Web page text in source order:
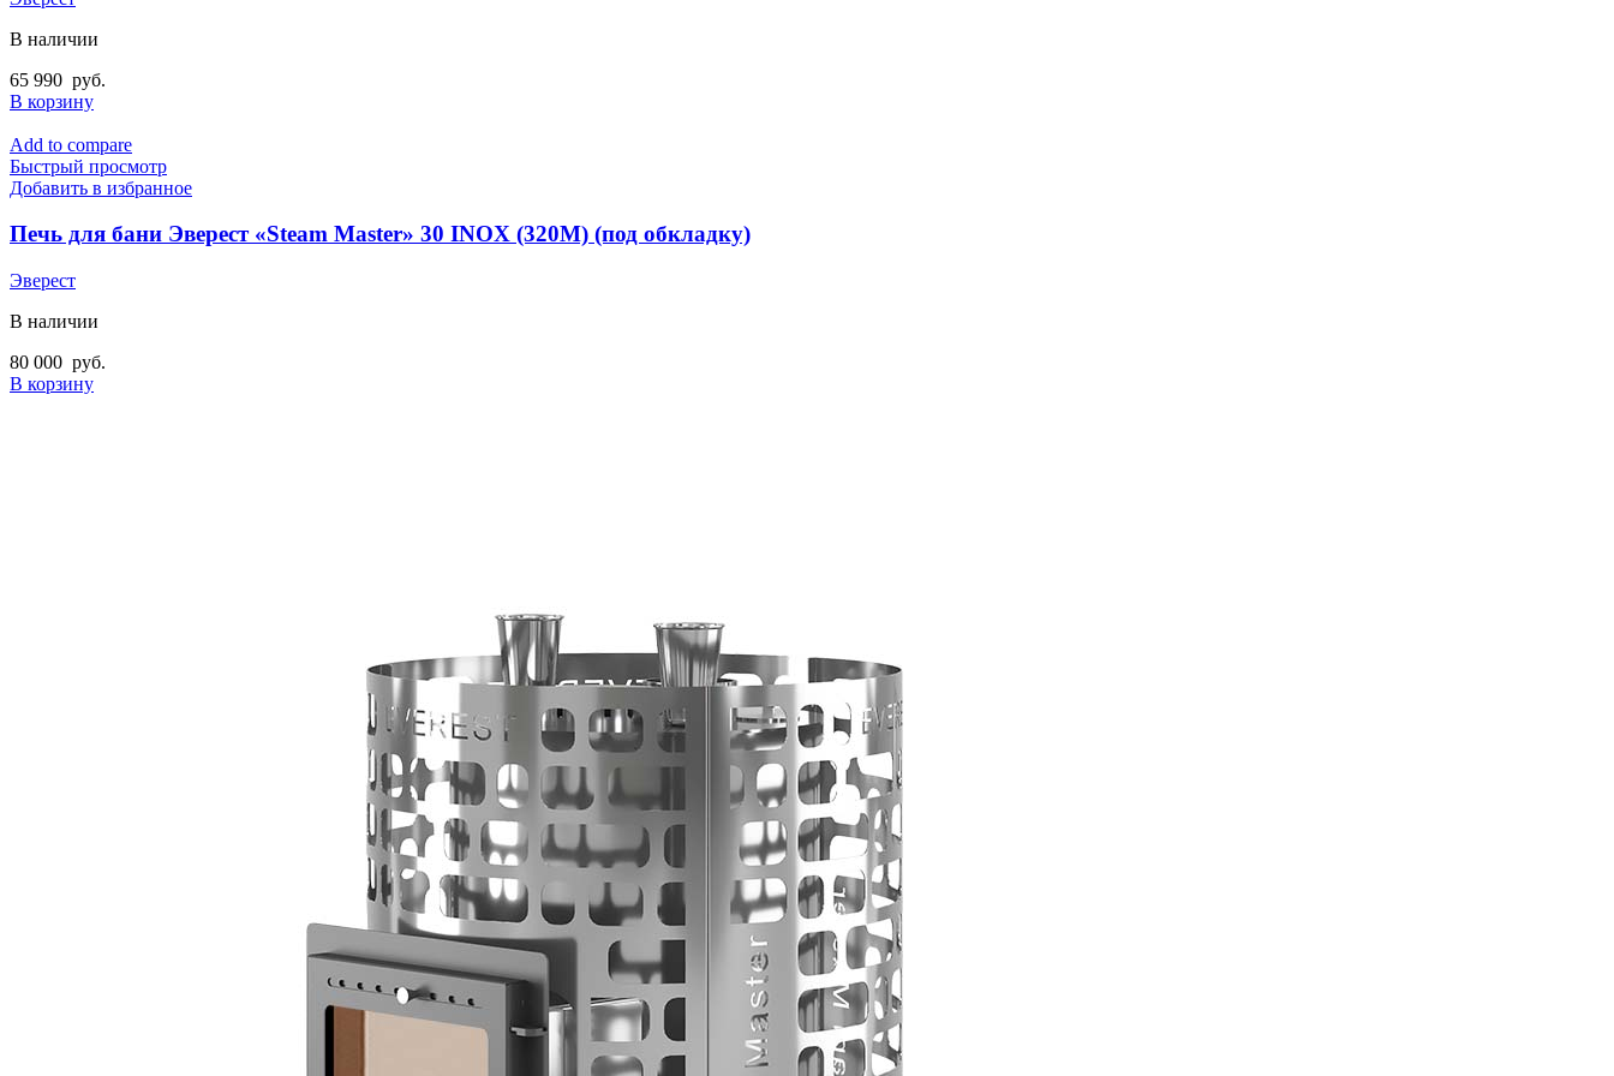
В наличии
65 990 руб.
В корзину
Add to compare
Быстрый просмотр
Добавить в избранное
Печь для бани Эверест «Steam Master» 30 INOX (320М) (под обкладку)
Эверест
В наличии
80 000 руб.
В корзину